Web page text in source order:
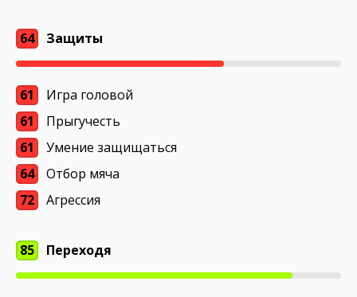
64 Защиты
61
Игра головой
61
Прыгучесть
61
Умение защищаться
64
Отбор мяча
72
Агрессия
85 Переходя